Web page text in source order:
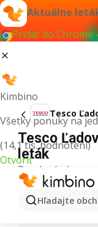
Aktuálne
Pridať do Chrome
Kimbino
Všetky ponuky na
(14,1 tis. hodnotení)
Otvoriť
Hľadajte
Tesco
Tesco
leták
Pre daný výraz
Ďalšie
Tesco Kapor